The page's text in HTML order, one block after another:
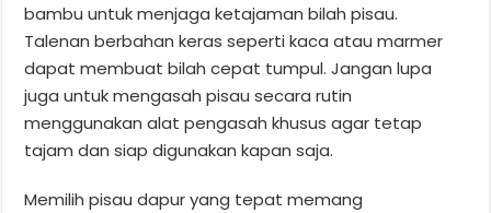
bambu untuk menjaga ketajaman bilah pisau.
Talenan berbahan keras seperti kaca atau marmer
dapat membuat bilah cepat tumpul. Jangan lupa
juga untuk mengasah pisau secara rutin
menggunakan alat pengasah khusus agar tetap
tajam dan siap digunakan kapan saja.
Memilih pisau dapur yang tepat memang